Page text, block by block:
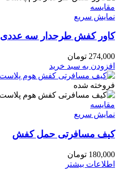
مقايسه
نمایش سریع
کاور کفش طرحدار سه عددی
274,000 تومان
افزودن به سبد خرید
فروخته شده
مقايسه
نمایش سریع
کیف مسافرتی حمل کفش
180,000 تومان
اطلاعات بیشتر